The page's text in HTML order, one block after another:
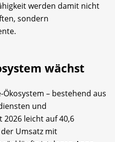
werden damit nicht
sondern
wächst
– bestehend aus
und
leicht auf 40,6
Umsatz mit